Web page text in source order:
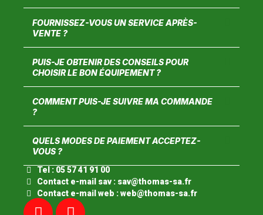
FOURNISSEZ-VOUS UN SERVICE APRÈS-
VENTE ?
PUIS-JE OBTENIR DES CONSEILS POUR
CHOISIR LE BON ÉQUIPEMENT ?
COMMENT PUIS-JE SUIVRE MA COMMANDE
?
QUELS MODES DE PAIEMENT ACCEPTEZ-
VOUS ?
Tel : 05 57 41 91 00
Contact e-mail sav : sav@thomas-sa.fr
Contact e-mail web : web@thomas-sa.fr